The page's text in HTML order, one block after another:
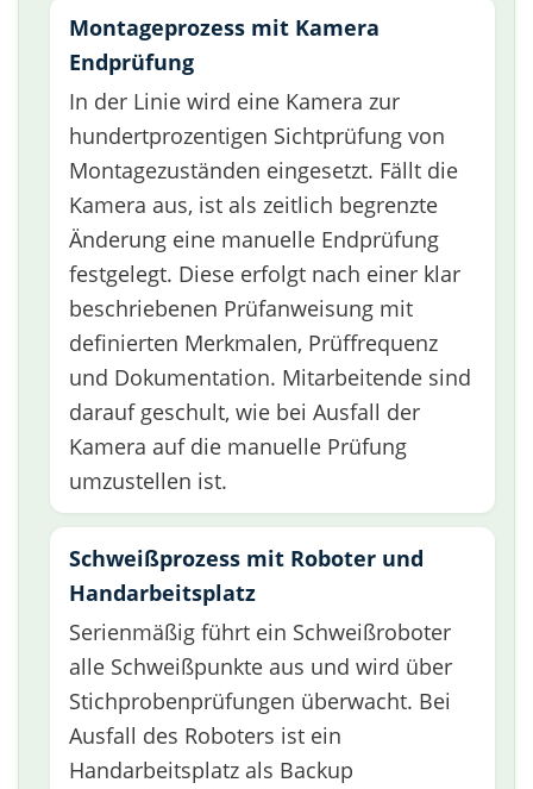
Montageprozess mit Kamera
Endprüfung
In der Linie wird eine Kamera zur
hundertprozentigen Sichtprüfung von
Montagezuständen eingesetzt. Fällt die
Kamera aus, ist als zeitlich begrenzte
Änderung eine manuelle Endprüfung
festgelegt. Diese erfolgt nach einer klar
beschriebenen Prüfanweisung mit
definierten Merkmalen, Prüffrequenz
und Dokumentation. Mitarbeitende sind
darauf geschult, wie bei Ausfall der
Kamera auf die manuelle Prüfung
umzustellen ist.
Schweißprozess mit Roboter und
Handarbeitsplatz
Serienmäßig führt ein Schweißroboter
alle Schweißpunkte aus und wird über
Stichprobenprüfungen überwacht. Bei
Ausfall des Roboters ist ein
Handarbeitsplatz als Backup